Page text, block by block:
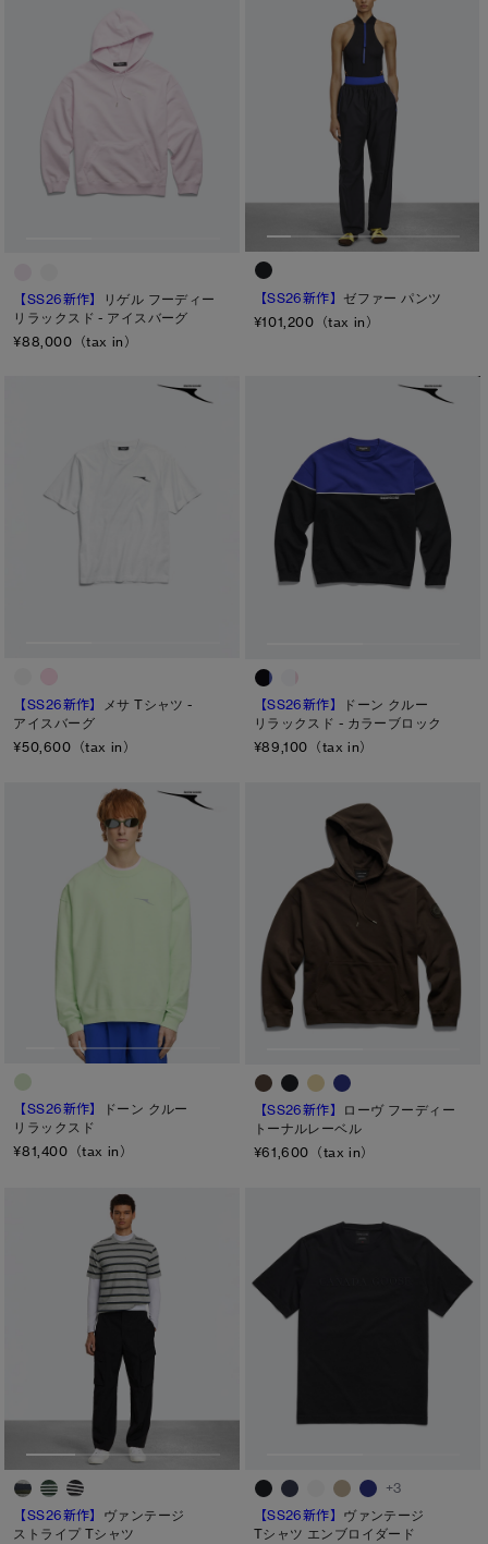
【SS26新作】
リゲル フーディー
リラックスド - アイスバーグ
¥88,000（tax in）
【SS26新作】 ゼファー パンツ
¥101,200（tax in）
【SS26新作】
メサ Tシャツ -
アイスバーグ
¥50,600（tax in）
【SS26新作】
ドーン クルー
リラックスド - カラーブロック
¥89,100（tax in）
【SS26新作】
ドーン クルー
リラックスド
¥81,400（tax in）
【SS26新作】
ローヴ フーディー
トーナルレーベル
¥61,600（tax in）
【SS26新作】 ヴァンテージ
ストライプ Tシャツ
+3
【SS26新作】 ヴァンテージ
Tシャツ エンブロイダード